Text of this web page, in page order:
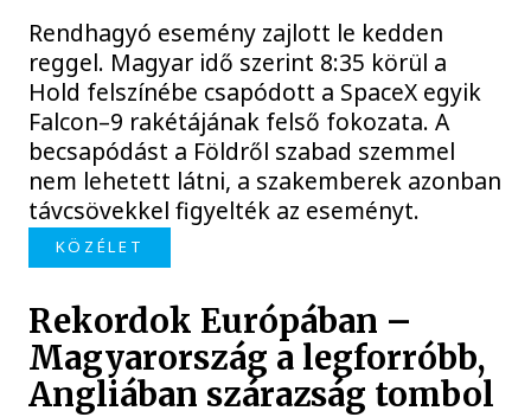
Rendhagyó esemény zajlott le kedden
reggel. Magyar idő szerint 8:35 körül a
Hold felszínébe csapódott a SpaceX egyik
Falcon–9 rakétájának felső fokozata. A
becsapódást a Földről szabad szemmel
nem lehetett látni, a szakemberek azonban
távcsövekkel figyelték az eseményt.
KÖZÉLET
Rekordok Európában –
Magyarország a legforróbb,
Angliában szárazság tombol